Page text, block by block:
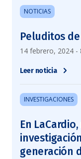
NOTICIAS
Peluditos
14 febrero, 2024 -
Leer noticia
INVESTIGACIONES
En
generación